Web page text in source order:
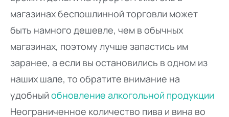
магазинах беспошлинной торговли может
быть намного дешевле, чем в обычных
магазинах, поэтому лучше запастись им
заранее, а если вы остановились в одном из
наших шале, то обратите внимание на
удобный обновление алкогольной продукции
Неограниченное количество пива и вина во